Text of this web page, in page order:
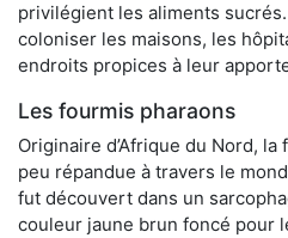
privilégient les aliments
coloniser les maisons, les
endroits propices à leur
Les fourmis pharaons
Originaire d’Afrique du Nord, la
peu répandue à travers le
fut découvert dans un
couleur jaune brun foncé pour